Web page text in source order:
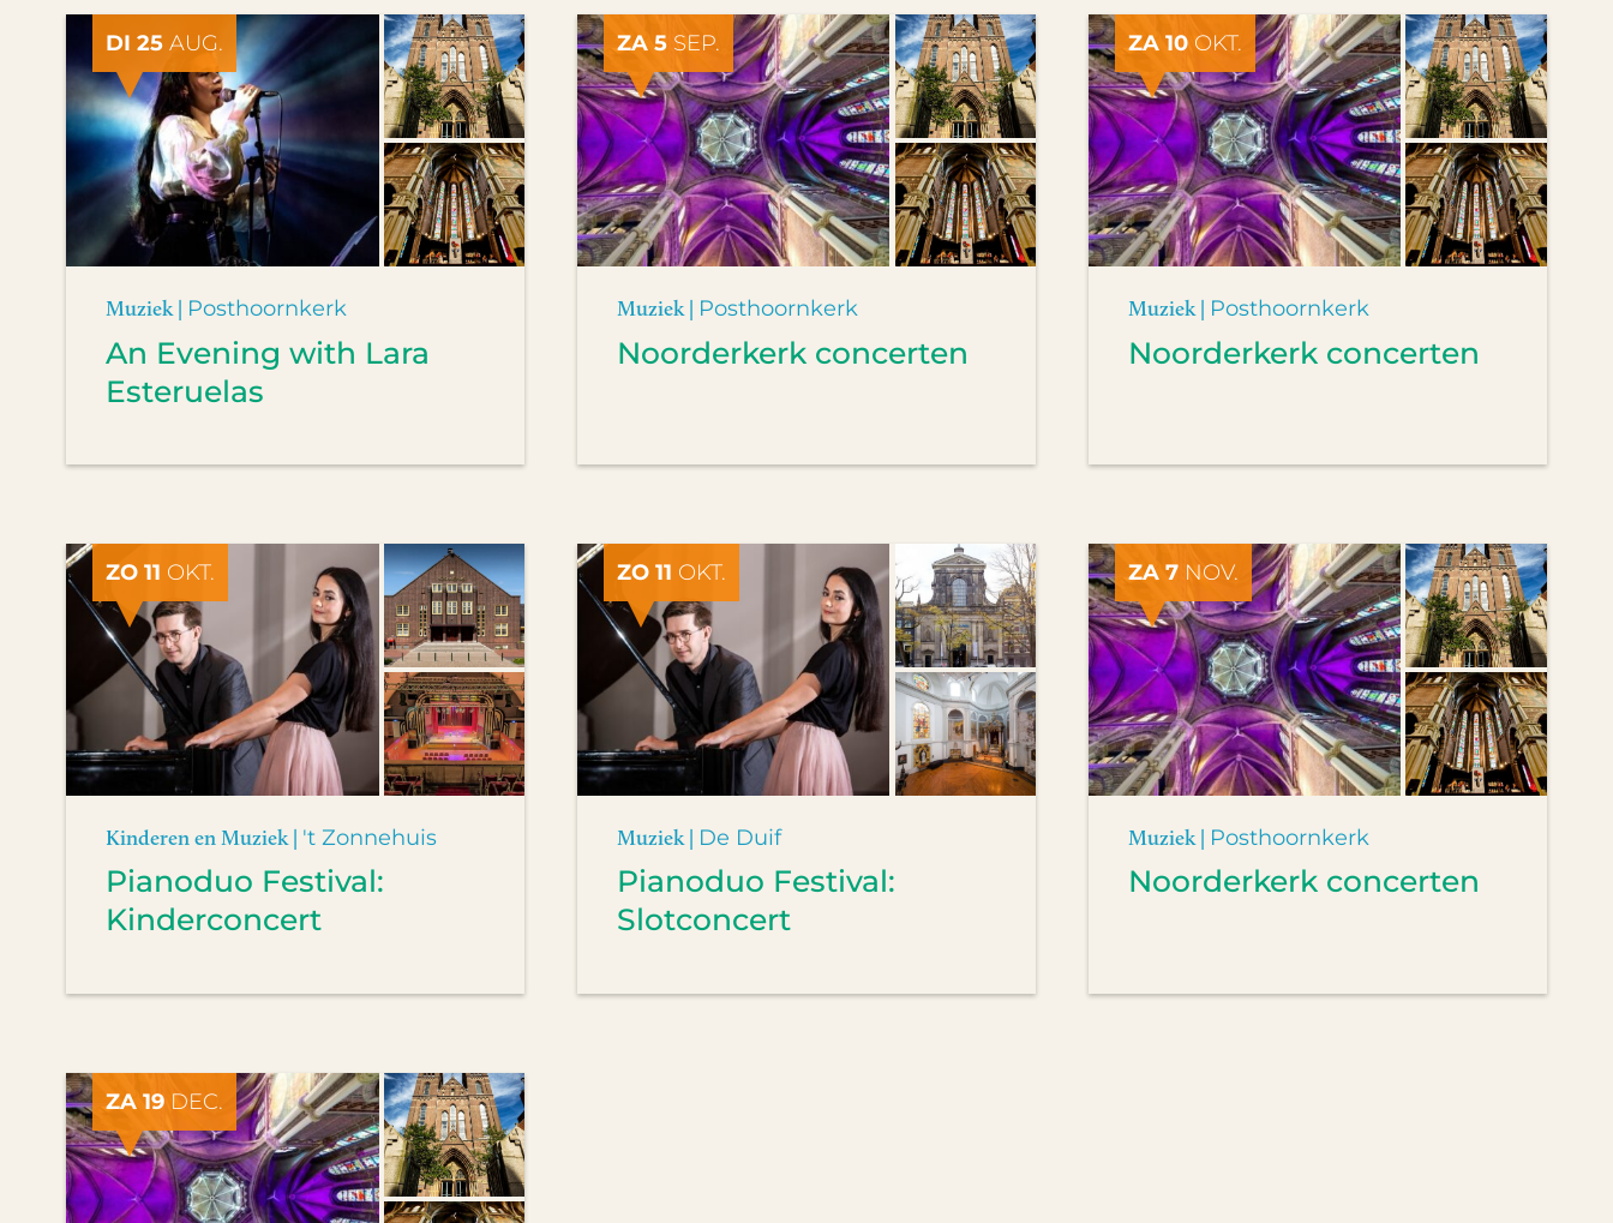
DI 25 AUG.
Muziek | Posthoornkerk
An Evening with Lara
Esteruelas
ZA 5SEP.
Muziek | Posthoornkerk
Noorderkerk concerten
ZA 10OKT.
Muziek | Posthoornkerk
Noorderkerk concerten
ZO 11 OKT.
Kinderen en Muziek | 't Zonnehuis
Pianoduo Festival:
Kinderconcert
ZO 11 OKT.
Muziek | De Duif
Pianoduo Festival:
Slotconcert
ZA 7NOV.
Muziek | Posthoornkerk
Noorderkerk concerten
ZA 19 DEC.